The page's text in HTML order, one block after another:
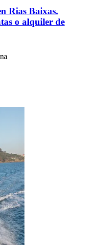
Rias Baixas.
o alquiler de